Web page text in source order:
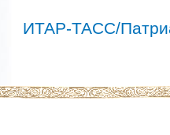
ИТАР-ТАСС/